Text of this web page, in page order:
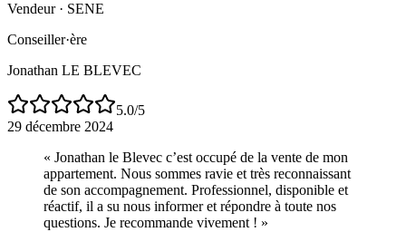
Vendeur· SENE
Conseiller·ère
Jonathan LE BLEVEC
5.0/5
29 décembre 2024
« Jonathan le Blevec c’est occupé de la vente de mon
appartement. Nous sommes ravie et très reconnaissant
de son accompagnement. Professionnel, disponible et
réactif, il a su nous informer et répondre à toute nos
questions. Je recommande vivement ! »